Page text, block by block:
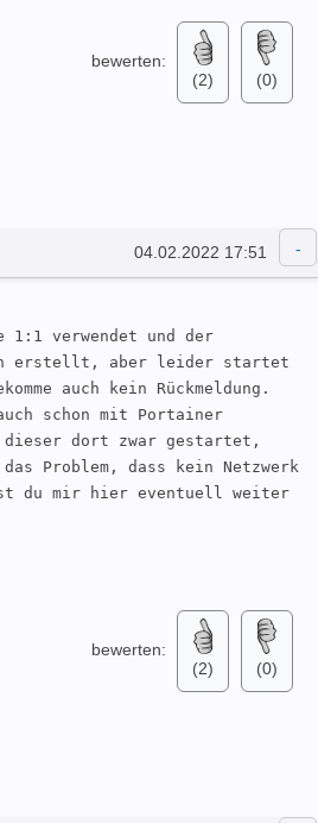
bewerten:
(2)
(0)
04.02.2022 17:51
1:1 verwendet und der
erstellt, aber leider startet
auch kein Rückmeldung.
schon mit Portainer
dieser dort zwar gestartet,
Problem, dass kein Netzwerk
du mir hier eventuell weiter
bewerten:
(2)
(0)